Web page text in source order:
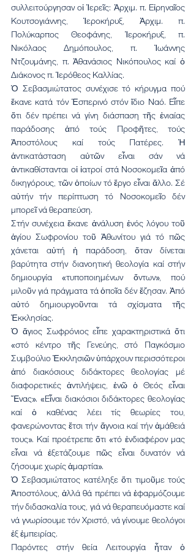
συλλειτούργησαν οἱ Ἱερεῖς: Ἀρχιμ. π. Εἰρηναῖος
Κουτσογιάννης, Ἱεροκήρυξ, Ἀρχιμ. π.
Πολύκαρπος Θεοφάνης, Ἱεροκήρυξ, π.
Νικόλαος Δημόπουλος, π. Ἰωάννης
Ντζουμάνης, π. Ἀθανάσιος Νικόπουλος καί ὁ
Διάκονος π. Ἱερόθεος Καλλίας.
Ὁ Σεβασμιώτατος συνέχισε τό κήρυγμα πού
ἔκανε κατά τόν Ἑσπερινό στόν ἴδιο Ναό. Εἶπε
ὅτι δέν πρέπει νά γίνη διάσπαση τῆς ἑνιαίας
παράδοσης ἀπό τούς Προφῆτες, τούς
Ἀποστόλους καί τούς Πατέρες. Ἡ
ἀντικατάσταση αὐτῶν εἶναι σάν νά
ἀντικαθίστανται οἱ ἰατροί στά Νοσοκομεῖα ἀπό
δικηγόρους, τῶν ὁποίων τό ἔργο εἶναι ἄλλο. Σέ
αὐτήν τήν περίπτωση τό Νοσοκομεῖο δέν
μπορεῖ νά θεραπεύση.
Στήν συνέχεια ἔκανε ἀνάλυση ἑνός λόγου τοῦ
ἁγίου Σωφρονίου τοῦ Ἀθωνίτου γιά τό πῶς
χάνεται αὐτή ἡ παράδοση, ὅταν δίνεται
βαρύτητα στήν διανοητική θεολογία καί στήν
δημιουργία «τυποποιημένων ὄντων», πού
μιλοῦν γιά πράγματα τά ὁποῖα δέν ἔζησαν. Ἀπό
αὐτό δημιουργοῦνται τά σχίσματα τῆς
Ἐκκλησίας.
Ὁ ἅγιος Σωφρόνιος εἶπε χαρακτηριστικά ὅτι
«στό κέντρο τῆς Γενεύης, στό Παγκόσμιο
Συμβούλιο Ἐκκλησιῶν ὑπάρχουν περισσότεροι
ἀπό διακόσιους διδάκτορες θεολογίας μέ
διαφορετικές ἀντιλήψεις, ἐνῶ ὁ Θεός εἶναι
Ἕνας». «Εἶναι διακόσιοι διδάκτορες θεολογίας
καί ὁ καθένας λέει τίς θεωρίες του,
φανερώνοντας ἔτσι τήν ἄγνοια καί τήν ἀμάθειά
τους». Καί προέτρεπε ὅτι «τό ἐνδιαφέρον μας
εἶναι νά ἐξετάζουμε πῶς εἶναι δυνατόν νά
ζήσουμε χωρίς ἁμαρτία».
Ὁ Σεβασμιώτατος κατέληξε ὅτι τιμοῦμε τούς
Ἀποστόλους, ἀλλά θά πρέπει νά ἐφαρμόζουμε
τήν διδασκαλία τους, γιά νά θεραπευόμαστε καί
νά γνωρίσουμε τόν Χριστό, νά γίνουμε θεολόγοι
ἐξ ἐμπειρίας.
Παρόντες στήν θεία Λειτουργία ἦταν ὁ